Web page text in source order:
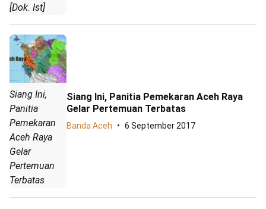
[Dok. Ist]
Siang Ini,
Panitia
Pemekaran
Aceh Raya
Gelar
Pertemuan
Terbatas
Siang Ini, Panitia Pemekaran Aceh Raya
Gelar Pertemuan Terbatas
Banda Aceh 6 September 2017